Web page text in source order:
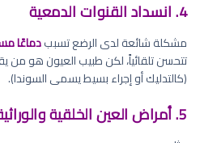
4. انسداد القنوات الدمعية
مشكلة شائعة لدى الرضع تسببدماعًا
تتحسن تلقائياً، لكن طبيب العيون هو
(كالتدليك أو إجراء بسيط يسمى السوندا).
5. أمراض العين الخلقية والوراثية